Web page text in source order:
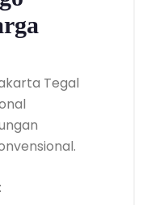
Tegal